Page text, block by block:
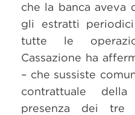
che la banca aveva
gli estratti
tutte le
Cassazione ha
– che sussiste
contrattuale
presenza dei tre